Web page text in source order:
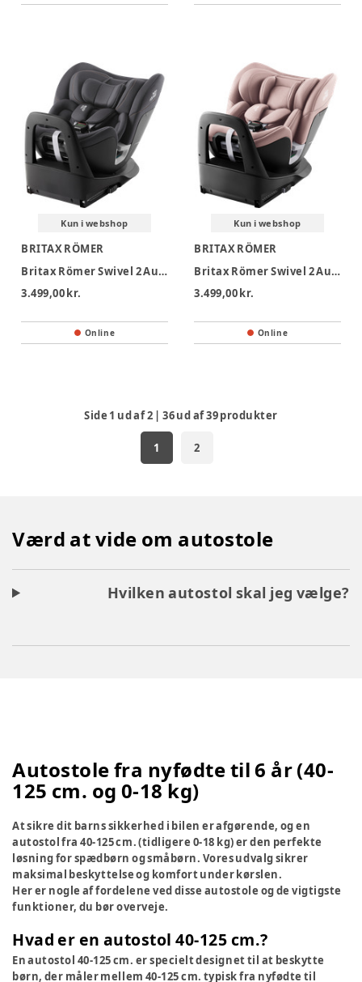
Kun i webshop
BRITAX RÖMER
Britax Römer Swivel 2 Autostol - Midnight Grey
3.499,00 kr.
Online
Kun i webshop
BRITAX RÖMER
Britax Römer Swivel 2 Autostol - Dusty Rose
3.499,00 kr.
Online
Side 1 ud af2 |36ud af39produkter
1 2
Værd at vide om autostole
Hvilken autostol skal jeg vælge?
Autostole fra nyfødte til 6 år (40-
125 cm. og 0-18 kg)
At sikre dit barns sikkerhed i bilen er afgørende, og en
autostol fra 40-125 cm. (tidligere 0-18 kg) er den perfekte
løsning for spædbørn og småbørn. Vores udvalg sikrer
maksimal beskyttelse og komfort under kørslen.
Her er nogle af fordelene ved disse autostole og de vigtigste
funktioner, du bør overveje.
Hvad er en autostol 40-125 cm.?
En autostol 40-125 cm. er specielt designet til at beskytte
børn, der måler mellem 40-125 cm. typisk fra nyfødte til